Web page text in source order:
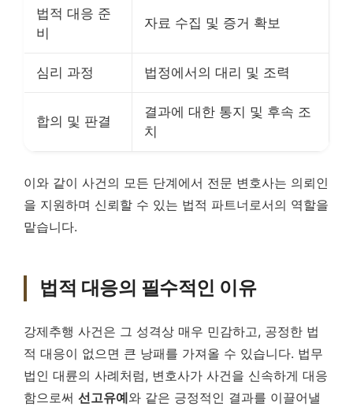
법적 대응 준
비
자료 수집 및 증거 확보
심리 과정 법정에서의 대리 및 조력
합의 및 판결
결과에 대한 통지 및 후속 조
치
이와 같이 사건의 모든 단계에서 전문 변호사는 의뢰인
을 지원하며 신뢰할 수 있는 법적 파트너로서의 역할을
맡습니다.
법적 대응의 필수적인 이유
강제추행 사건은 그 성격상 매우 민감하고, 공정한 법
적 대응이 없으면 큰 낭패를 가져올 수 있습니다. 법무
법인 대륜의 사례처럼, 변호사가 사건을 신속하게 대응
함으로써 선고유예와 같은 긍정적인 결과를 이끌어낼